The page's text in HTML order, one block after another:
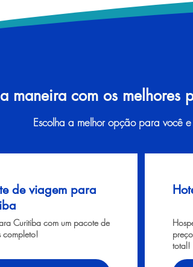
maneira com os melhores
Escolha a melhor opção para você
de viagem para
Curitiba com um pacote de
completo!
total!